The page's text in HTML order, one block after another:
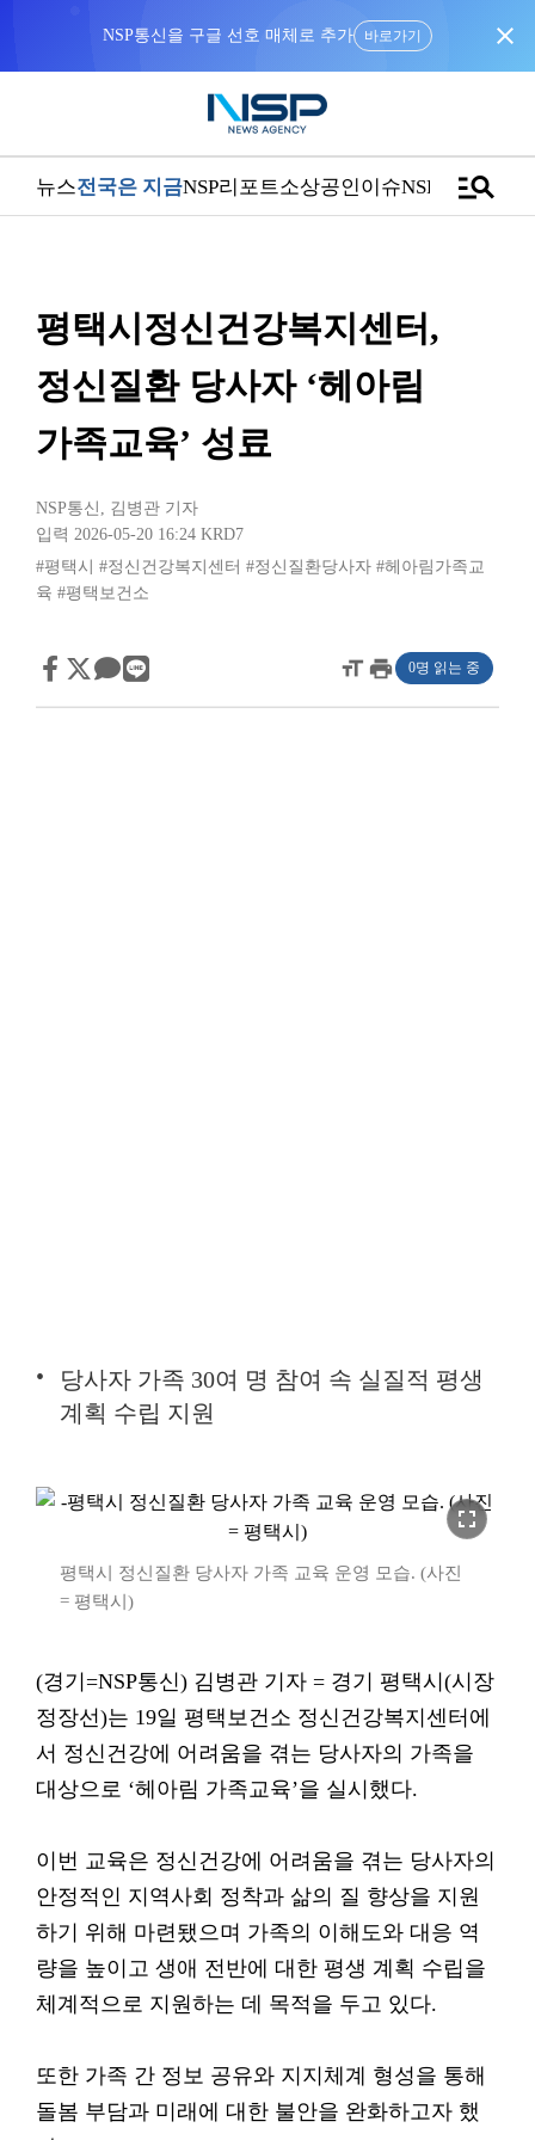
NSP통신을 구글 선호 매체로 추가 바로가기 close
뉴스전국은 지금NSP리포트소상공인이슈NSPTVmanage_search
평택시정신건강복지센터,
정신질환 당사자 ‘헤아림
가족교육’ 성료
NSP통신 , 김병관 기자
입력 2026-05-20 16:24 KRD7
#평택시
#정신건강복지센터 #정신질환당사자 #헤아림가족교
육 #평택보건소
format_sizeprint 0명 읽는 중
당사자 가족 30여 명 참여 속 실질적 평생
계획 수립 지원
fullscreen
평택시 정신질환 당사자 가족 교육 운영 모습. (사진
= 평택시)
(경기=NSP통신) 김병관 기자 = 경기 평택시(시장
정장선)는 19일 평택보건소 정신건강복지센터에
서 정신건강에 어려움을 겪는 당사자의 가족을
대상으로 ‘헤아림 가족교육’을 실시했다.
이번 교육은 정신건강에 어려움을 겪는 당사자의
안정적인 지역사회 정착과 삶의 질 향상을 지원
하기 위해 마련됐으며 가족의 이해도와 대응 역
량을 높이고 생애 전반에 대한 평생 계획 수립을
체계적으로 지원하는 데 목적을 두고 있다.
또한 가족 간 정보 공유와 지지체계 형성을 통해
돌봄 부담과 미래에 대한 불안을 완화하고자 했